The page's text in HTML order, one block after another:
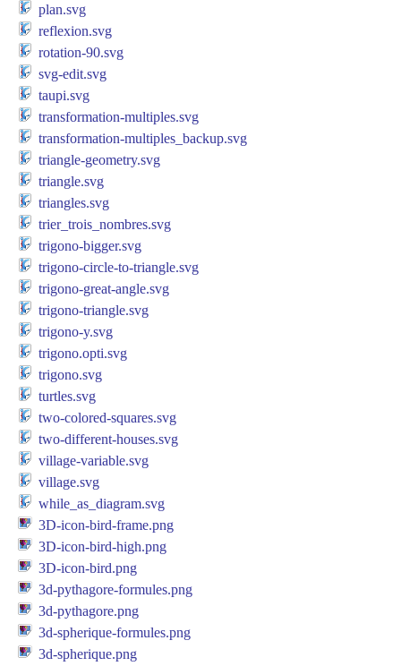
plan.svg
reflexion.svg
rotation-90.svg
svg-edit.svg
taupi.svg
transformation-multiples.svg
transformation-multiples_backup.svg
triangle-geometry.svg
triangle.svg
triangles.svg
trier_trois_nombres.svg
trigono-bigger.svg
trigono-circle-to-triangle.svg
trigono-great-angle.svg
trigono-triangle.svg
trigono-y.svg
trigono.opti.svg
trigono.svg
turtles.svg
two-colored-squares.svg
two-different-houses.svg
village-variable.svg
village.svg
while_as_diagram.svg
3D-icon-bird-frame.png
3D-icon-bird-high.png
3D-icon-bird.png
3d-pythagore-formules.png
3d-pythagore.png
3d-spherique-formules.png
3d-spherique.png